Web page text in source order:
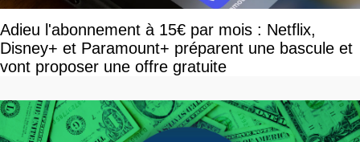
Adieu l'abonnement à 15€ par mois : Netflix,
Disney+ et Paramount+ préparent une bascule et
vont proposer une offre gratuite